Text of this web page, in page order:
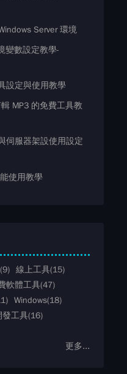
Server 環境
變數設定教學-
設定與使用教學
MP3 的免費工具教
伺服器架設使用設定
使用教學
(9) 線上工具(15)
軟體工具(47)
Windows(18)
發工具(16)
更多...